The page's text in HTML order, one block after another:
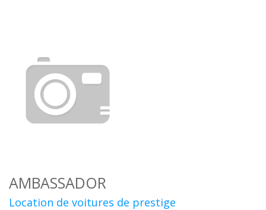
AMBASSADOR
Location de voitures de prestige